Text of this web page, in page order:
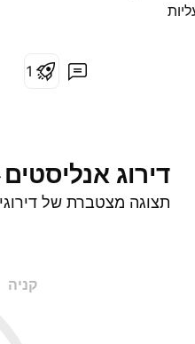
1
דירוג אנליסטים
תצוגה מצטברת של דירוגי
קניה